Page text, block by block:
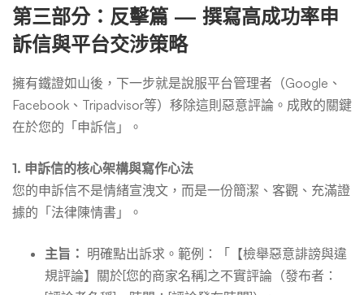
第三部分：反擊篇 — 撰寫高成功率申
訴信與平台交涉策略
擁有鐵證如山後，下一步就是說服平台管理者（Google、
Facebook、Tripadvisor等）移除這則惡意評論。成敗的關鍵
在於您的「申訴信」。
1. 申訴信的核心架構與寫作心法
您的申訴信不是情緒宣洩文，而是一份簡潔、客觀、充滿證
據的「法律陳情書」。
主旨： 明確點出訴求。範例：「【檢舉惡意誹謗與違
規評論】關於[您的商家名稱]之不實評論（發布者：